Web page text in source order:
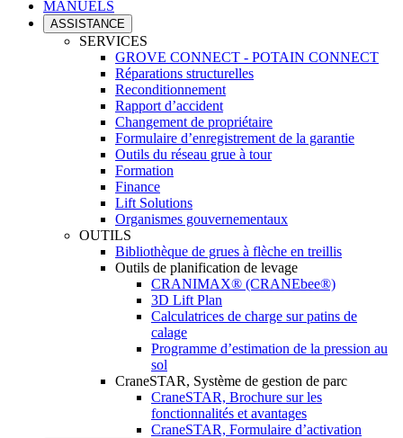
MANUELS
ASSISTANCE
SERVICES
GROVE CONNECT - POTAIN CONNECT
Réparations structurelles
Reconditionnement
Rapport d’accident
Changement de propriétaire
Formulaire d’enregistrement de la garantie
Outils du réseau grue à tour
Formation
Finance
Lift Solutions
Organismes gouvernementaux
OUTILS
Bibliothèque de grues à flèche en treillis
Outils de planification de levage
CRANIMAX® (CRANEbee®)
3D Lift Plan
Calculatrices de charge sur patins de
calage
Programme d’estimation de la pression au
sol
CraneSTAR, Système de gestion de parc
CraneSTAR, Brochure sur les
fonctionnalités et avantages
CraneSTAR, Formulaire d’activation